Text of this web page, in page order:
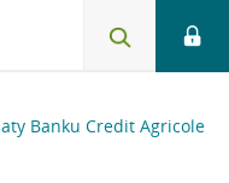
Banku Credit Agricole